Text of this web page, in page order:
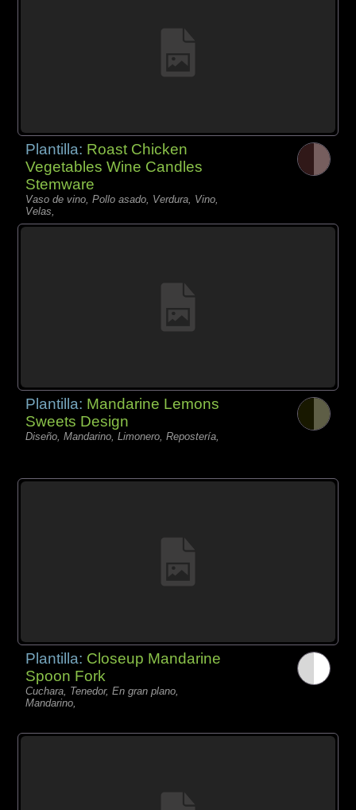
Plantilla: Roast Chicken
Vegetables Wine Candles
Stemware
Vaso de vino, Pollo asado, Verdura, Vino,
Velas,
Plantilla: Mandarine Lemons
Sweets Design
Diseño, Mandarino, Limonero, Repostería,
Plantilla: Closeup Mandarine
Spoon Fork
Cuchara, Tenedor, En gran plano,
Mandarino,